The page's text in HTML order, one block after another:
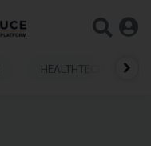
HEALTHTECH